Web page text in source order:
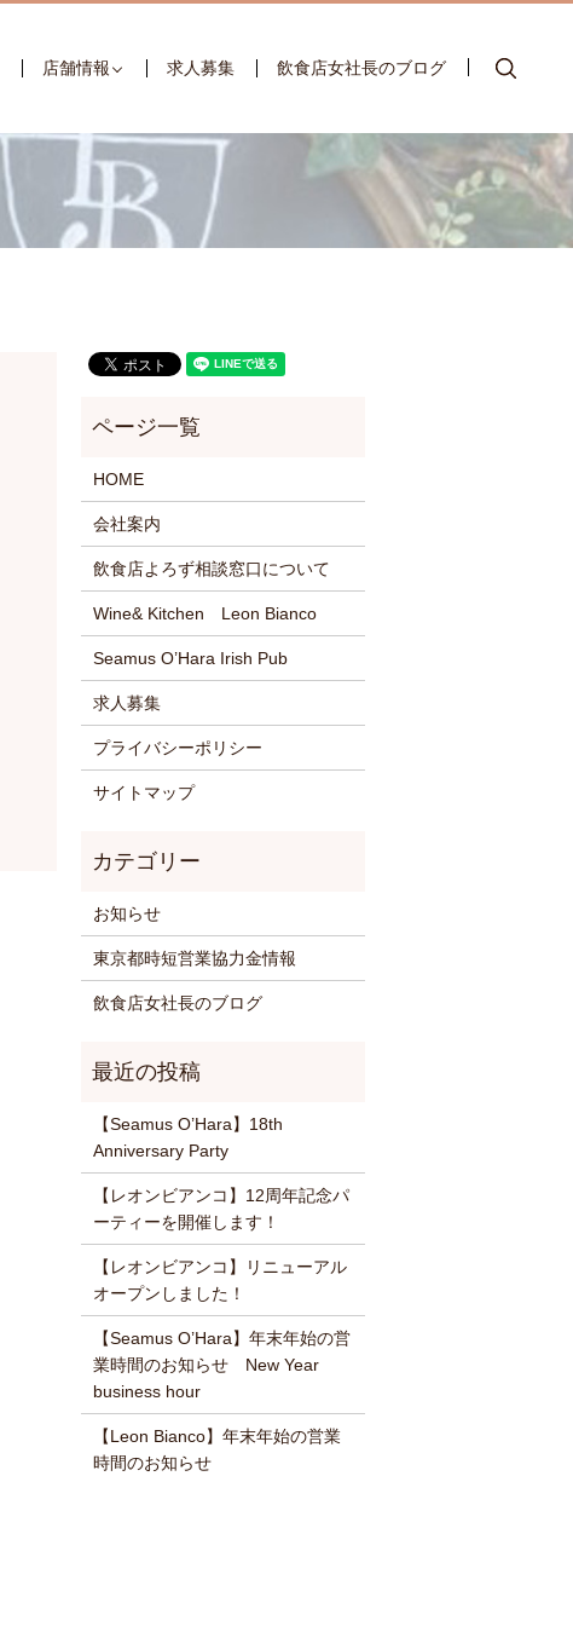
店舗情報 求人募集 飲食店女社長のブログ
HOME
会社案内
飲食店よろず相談窓口について
Wine& Kitchen Leon Bianco
Seamus O’Hara Irish Pub
求人募集
プライバシーポリシー
サイトマップ
お知らせ
東京都時短営業協力金情報
飲食店女社長のブログ
【Seamus O’Hara】18th
Anniversary Party
【レオンビアンコ】12周年記念パ
ーティーを開催します！
【レオンビアンコ】リニューアル
オープンしました！
【Seamus O’Hara】年末年始の営
業時間のお知らせ New Year
business hour
【Leon Bianco】年末年始の営業
時間のお知らせ